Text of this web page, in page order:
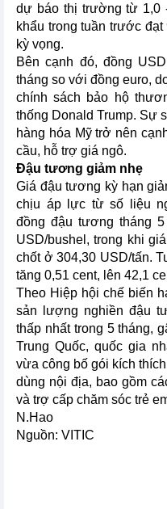
dự báo thị trường từ 1,0
khẩu trong tuần trước
kỳ vọng.
Bên cạnh đó, đồng
tháng so với đồng euro,
chính sách bảo hộ
thống Donald Trump. Sự
hàng hóa Mỹ trở nên
cầu, hỗ trợ giá ngô.
Đậu tương giảm nhẹ
Giá đậu tương kỳ hạn
chịu áp lực từ số liệu
đồng đậu tương tháng
USD/bushel, trong khi
chốt ở 304,30 USD/tấn.
tăng 0,51 cent, lên 42,1
Theo Hiệp hội chế biến
sản lượng nghiền đậu
thấp nhất trong 5 tháng,
Trung Quốc, quốc gia
vừa công bố gói kích
dùng nội địa, bao gồm
và trợ cấp chăm sóc trẻ
N.Hao
Nguồn: VITIC